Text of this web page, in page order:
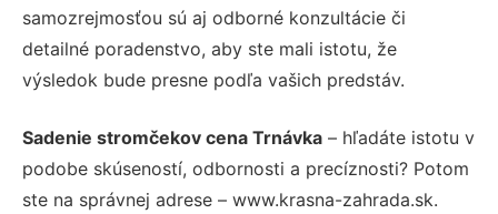
samozrejmosťou sú aj odborné konzultácie či
detailné poradenstvo, aby ste mali istotu, že
výsledok bude presne podľa vašich predstáv.
Sadenie stromčekov cena Trnávka – hľadáte istotu v
podobe skúseností, odbornosti a precíznosti? Potom
ste na správnej adrese – www.krasna-zahrada.sk.